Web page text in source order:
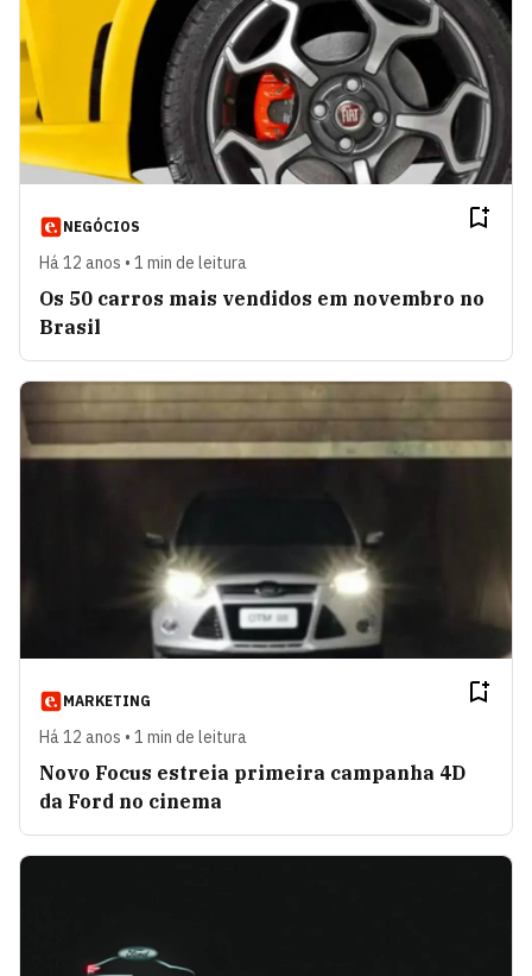
NEGÓCIOS
Há 12 anos • 1 min de leitura
Os 50 carros mais vendidos em novembro no
Brasil
MARKETING
Há 12 anos • 1 min de leitura
Novo Focus estreia primeira campanha 4D
da Ford no cinema